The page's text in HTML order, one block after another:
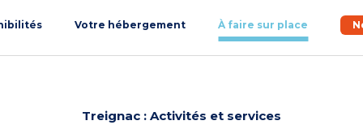
Votre hébergement À faire sur place
Treignac : Activités et services